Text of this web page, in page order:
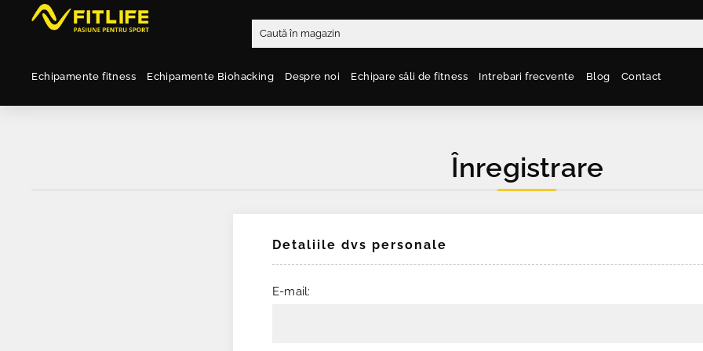
Echipamente fitness Echipamente Biohacking Despre noi Echipare săli de fitness Intrebari frecvente Blog Contact
Înregistrare
Detaliile dvs personale
E-mail: